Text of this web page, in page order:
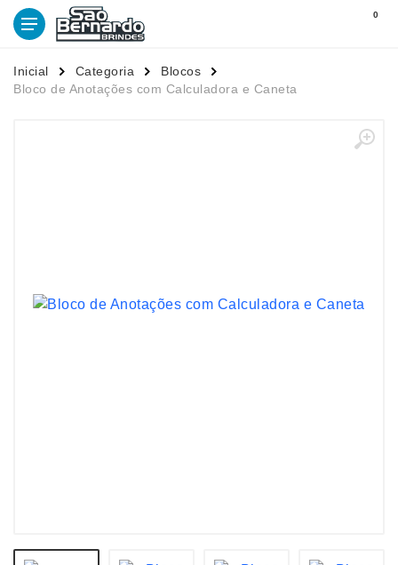
0
Inicial Categoria
Blocos
Bloco de Anotações com Calculadora e Caneta